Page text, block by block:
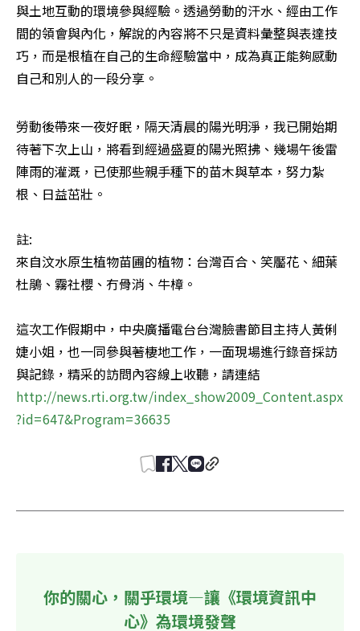
與土地互動的環境參與經驗。透過勞動的汗水、經由工作
間的領會與內化，解說的內容將不只是資料彙整與表達技
巧，而是根植在自己的生命經驗當中，成為真正能夠感動
自己和別人的一段分享。
勞動後帶來一夜好眠，隔天清晨的陽光明淨，我已開始期
待著下次上山，將看到經過盛夏的陽光照拂、幾場午後雷
陣雨的灌溉，已使那些親手種下的苗木與草本，努力紮
根、日益茁壯。
註:
來自汶水原生植物苗圃的植物：台灣百合、笑靨花、細葉
杜鵑、霧社櫻、冇骨消、牛樟。
這次工作假期中，中央廣播電台台灣臉書節目主持人黃俐
婕小姐，也一同參與著棲地工作，一面現場進行錄音採訪
http://news.rti.org.tw/index_show2009_Content.aspx
?id=647&Program=36635
你的關心，關乎環境—讓《環境資訊中
心》為環境發聲